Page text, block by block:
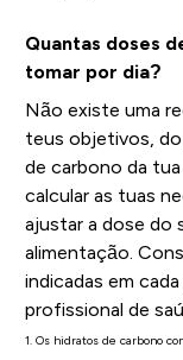
Quantas doses
tomar por dia?
Não existe uma
teus objetivos,
de carbono da tua
calcular as tuas
ajustar a dose do
alimentação.
indicadas em
profissional de
1. Os hidratos de carbono